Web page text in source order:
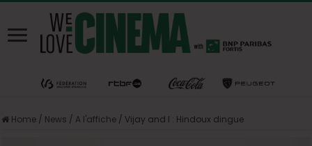
Home / News / A l'affiche / Vijay and I : Hindoux dingue